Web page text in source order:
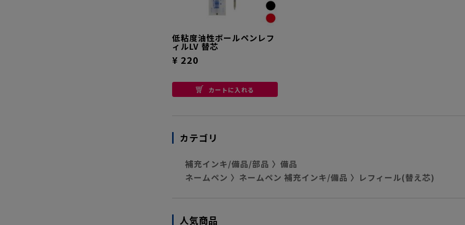
低粘度油性ボールペンレフ
ィルLV 替芯
¥ 220
カートに入れる
カテゴリ
補充インキ/備品/部品 〉 備品
ネームペン 〉 ネームペン 補充インキ/備品 〉 レフィール(替え芯)
人気商品